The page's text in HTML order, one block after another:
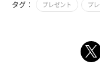
タグ： プレゼント プ